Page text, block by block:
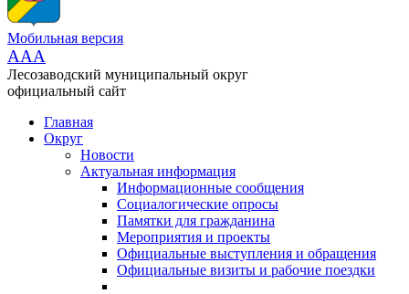
Мобильная версия
AAA
Лесозаводский муниципальный округ
официальный сайт
Главная
Округ
Новости
Актуальная информация
Информационные сообщения
Социалогические опросы
Памятки для гражданина
Мероприятия и проекты
Официальные выступления и обращения
Официальные визиты и рабочие поездки